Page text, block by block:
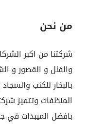
من نحن
شركتنا من اكبر
والفلل و القصور و
بالبخار للكنب
المنظفات وتتميز
بافضل الميبدات في